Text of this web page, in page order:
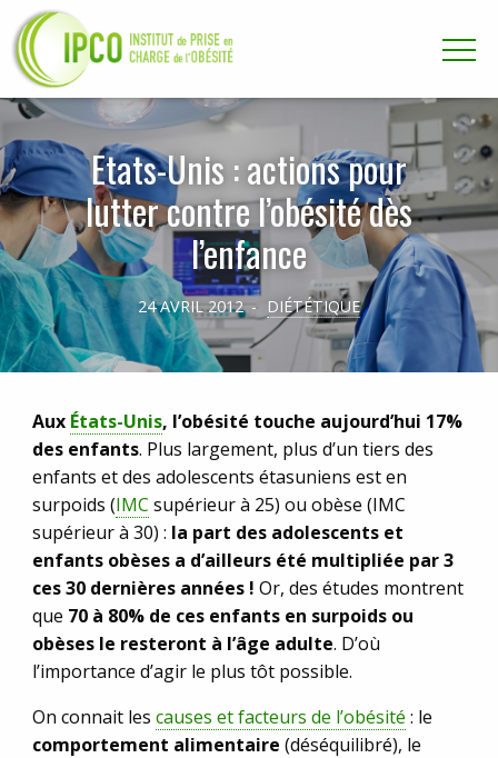
Aller directement à la navigation
Aller directement au contenu
Etats-Unis : actions pour
lutter contre l’obésité dès
l’enfance
24 AVRIL 2012 DIÉTÉTIQUE
Aux États-Unis, l’obésité touche aujourd’hui 17%
des enfants. Plus largement, plus d’un tiers des
enfants et des adolescents étasuniens est en
surpoids (IMC supérieur à 25) ou obèse (IMC
supérieur à 30) : la part des adolescents et
enfants obèses a d’ailleurs été multipliée par 3
ces 30 dernières années ! Or, des études montrent
que 70 à 80% de ces enfants en surpoids ou
obèses le resteront à l’âge adulte. D’où
l’importance d’agir le plus tôt possible.
On connait les causes et facteurs de l’obésité : le
comportement alimentaire (déséquilibré), le